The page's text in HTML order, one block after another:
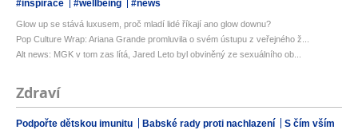
#inspirace #wellbeing #news
Glow up se stává luxusem, proč mladí lidé říkají ano glow downu?
Pop Culture Wrap: Ariana Grande promluvila o svém ústupu z veřejného ž...
Alt news: MGK v tom zas lítá, Jared Leto byl obviněný ze sexuálního ob...
Zdraví
Podpořte dětskou imunitu Babské rady proti nachlazení
S čím vším